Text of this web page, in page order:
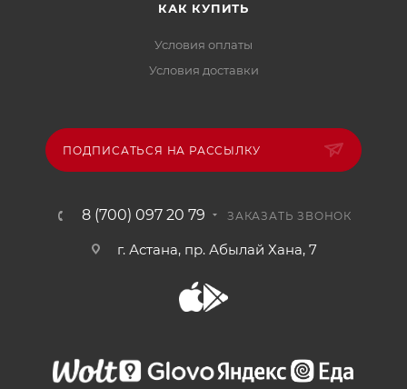
КАК КУПИТЬ
Условия оплаты
Условия доставки
ПОДПИСАТЬСЯ НА РАССЫЛКУ
8 (700) 097 20 79 ЗАКАЗАТЬ ЗВОНОК
г. Астана, пр. Абылай Хана, 7